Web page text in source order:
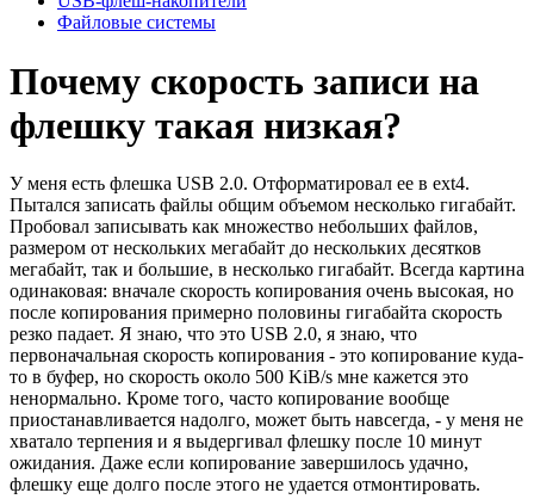
Файловые системы
Почему скорость записи на
флешку такая низкая?
У меня есть флешка USB 2.0. Отформатировал ее в ext4.
Пытался записать файлы общим объемом несколько гигабайт.
Пробовал записывать как множество небольших файлов,
размером от нескольких мегабайт до нескольких десятков
мегабайт, так и большие, в несколько гигабайт. Всегда картина
одинаковая: вначале скорость копирования очень высокая, но
после копирования примерно половины гигабайта скорость
резко падает. Я знаю, что это USB 2.0, я знаю, что
первоначальная скорость копирования - это копирование куда-
то в буфер, но скорость около 500 KiB/s мне кажется это
ненормально. Кроме того, часто копирование вообще
приостанавливается надолго, может быть навсегда, - у меня не
хватало терпения и я выдергивал флешку после 10 минут
ожидания. Даже если копирование завершилось удачно,
флешку еще долго после этого не удается отмонтировать.